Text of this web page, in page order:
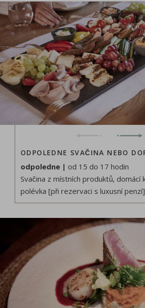
ODPOLEDNE SVAČINA NEBO
odpoledne | od 15 do 17 hodin
Svačina z místních produktů, domácí
polévka [při rezervaci s luxusní penzí]